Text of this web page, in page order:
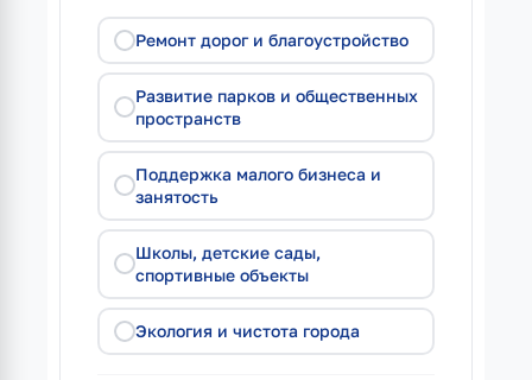
Ремонт дорог и благоустройство
Развитие парков и общественных
пространств
Поддержка малого бизнеса и
занятость
Школы, детские сады,
спортивные объекты
Экология и чистота города